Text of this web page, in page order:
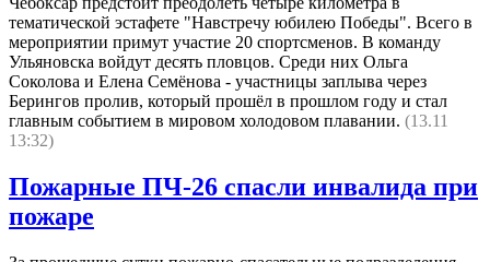
тематической эстафете "Навстречу юбилею Победы". Всего в
мероприятии примут участие 20 спортсменов. В команду
Ульяновска войдут десять пловцов. Среди них Ольга
Соколова и Елена Семёнова - участницы заплыва через
Берингов пролив, который прошёл в прошлом году и стал
главным событием в мировом холодовом плавании. (13.11
13:32)
Пожарные ПЧ-26 спасли инвалида при
пожаре